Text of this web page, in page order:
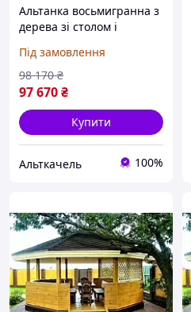
Альтанка восьмигранна з
дерева зі столом і
"Юліанна"
Під замовлення
97 670₴
98 170 ₴
Купити
Альткачель 100%